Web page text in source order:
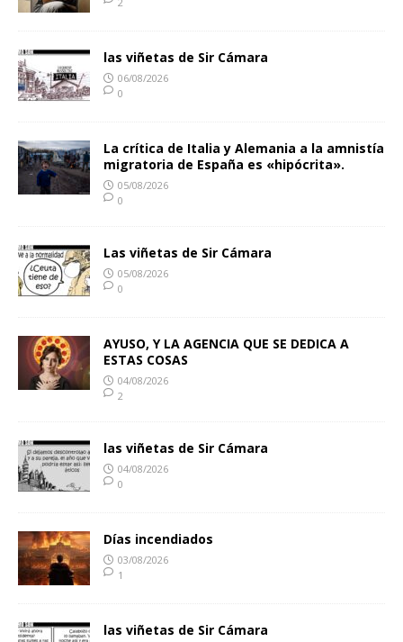
las viñetas de Sir Cámara
06/08/2026
0
La crítica de Italia y Alemania a la amnistía
migratoria de España es «hipócrita».
05/08/2026
0
Las viñetas de Sir Cámara
05/08/2026
0
AYUSO, Y LA AGENCIA QUE SE DEDICA A
ESTAS COSAS
04/08/2026
2
las viñetas de Sir Cámara
04/08/2026
0
Días incendiados
03/08/2026
1
las viñetas de Sir Cámara